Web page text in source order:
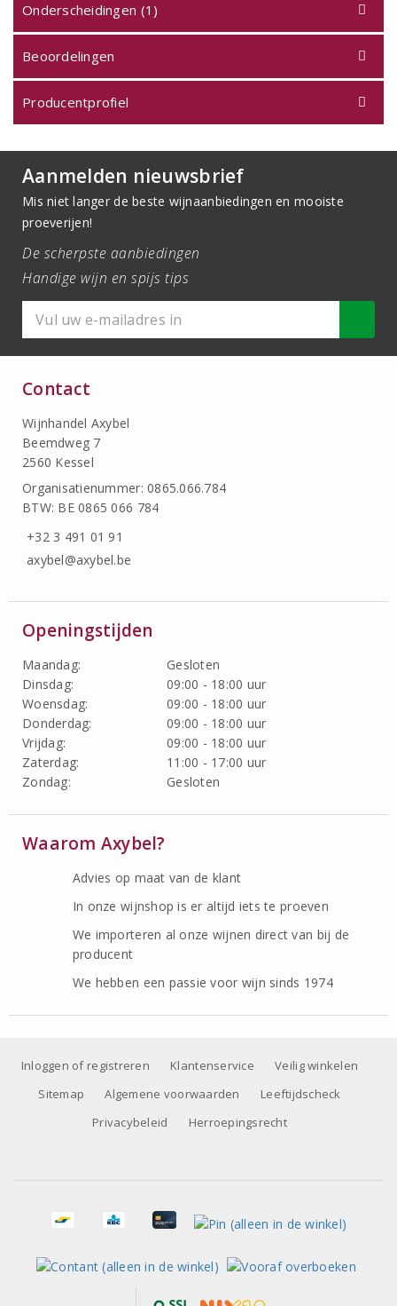
Onderscheidingen (1)
Beoordelingen
Producentprofiel
Aanmelden nieuwsbrief
Mis niet langer de beste wijnaanbiedingen en mooiste
proeverijen!
De scherpste aanbiedingen
Handige wijn en spijs tips
Contact
Wijnhandel Axybel
Beemdweg 7
2560 Kessel
Organisatienummer: 0865.066.784
BTW: BE 0865 066 784
+32 3 491 01 91
axybel@axybel.be
Openingstijden
Maandag:
Gesloten
Dinsdag:
09:00 - 18:00 uur
Woensdag:
09:00 - 18:00 uur
Donderdag:
09:00 - 18:00 uur
Vrijdag:
09:00 - 18:00 uur
Zaterdag:
11:00 - 17:00 uur
Zondag:
Gesloten
Waarom Axybel?
Advies op maat van de klant
In onze wijnshop is er altijd iets te proeven
We importeren al onze wijnen direct van bij de
producent
We hebben een passie voor wijn sinds 1974
Inloggen of registreren Klantenservice
Veilig winkelen
Sitemap
Algemene voorwaarden
Leeftijdscheck
Privacybeleid
Herroepingsrecht